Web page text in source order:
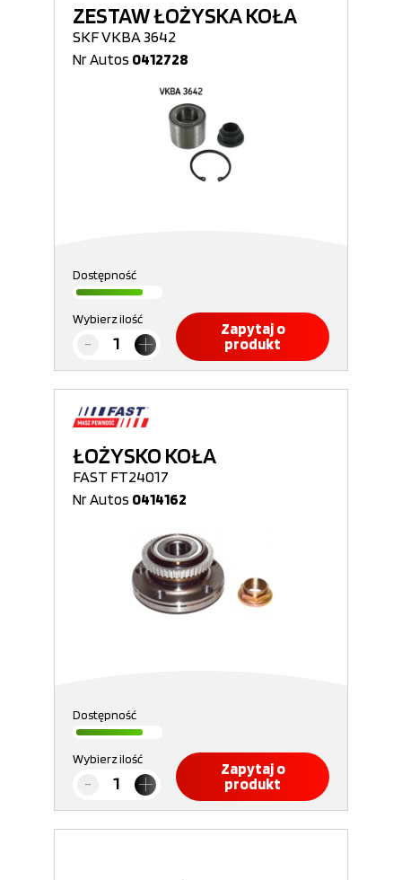
ZESTAW ŁOŻYSKA KOŁA
SKF VKBA 3642
Nr Autos 0412728
Dostępność
Wybierz ilość
Zapytaj o
produkt
ŁOŻYSKO KOŁA
FAST FT24017
Nr Autos 0414162
Dostępność
Wybierz ilość
Zapytaj o
produkt